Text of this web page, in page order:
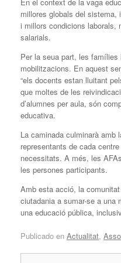
millores globals del sistema,
i millors condicions laborals,
salarials.
Per la seua part, les
mobilitzacions. En aquest
“els docents estan lluitant
que moltes de les
d’alumnes per aula, són
educativa.
La caminada culminarà amb
representants de cada
necessitats. A més, les
les persones participants.
Amb esta acció, la
ciutadania a sumar-se a una
una educació pública,
Publicado en Actualitat,